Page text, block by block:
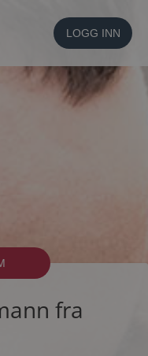
LOGG INN
fra